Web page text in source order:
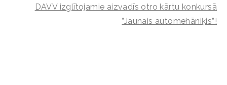
DAVV izglītojamie aizvadīs otro kārtu konkursā
”Jaunais automehāniķis”!